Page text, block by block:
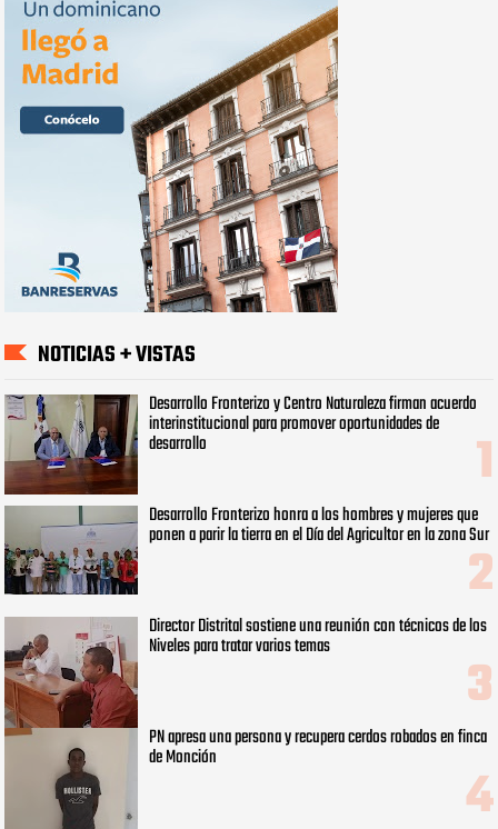
NOTICIAS + VISTAS
Desarrollo Fronterizo y Centro Naturaleza firman acuerdo
interinstitucional para promover oportunidades de
desarrollo
Desarrollo Fronterizo honra a los hombres y mujeres que
ponen a parir la tierra en el Día del Agricultor en la zona Sur
Director Distrital sostiene una reunión con técnicos de los
Niveles para tratar varios temas
PN apresa una persona y recupera cerdos robados en finca
de Monción